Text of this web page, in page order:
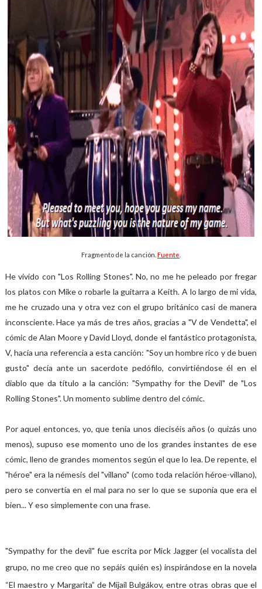
Fragmento de la canción. Fuente
He vivido con "Los Rolling Stones". No, no me he peleado por fregar
los platos con Mike o robarle la guitarra a Keith. A lo largo de mi vida,
me he cruzado una y otra vez con el grupo británico casi de manera
inconsciente. Hace ya más de tres años, gracias a "V de Vendetta", el
cómic de Alan Moore y David Lloyd, donde el fantástico protagonista,
V, hacía una referencia a esta canción: "Soy un hombre rico y de buen
gusto" decía ante un sacerdote pedófilo, convirtiéndose él en el
diablo que da título a la canción: "Sympathy for the Devil" de "Los
Rolling Stones". Un momento sublime dentro del cómic.
Por aquel entonces, yo, que tenía unos dieciséis años (o quizás uno
menos), supuso ese momento uno de los grandes instantes de ese
cómic, lleno de grandes momentos según el que lo lea. De repente, el
"héroe" era la némesis del "villano" (como toda relación héroe-villano),
pero se convertía en el mal para no ser lo que se suponía que era el
bien... Y eso simplemente con una frase.
"Sympathy for the devil" fue escrita por Mick Jagger (el vocalista del
grupo, no me creo que no sepáis quién es) inspirándose en la novela
“El maestro y Margarita” de Mijaíl Bulgákov, entre otras obras que el